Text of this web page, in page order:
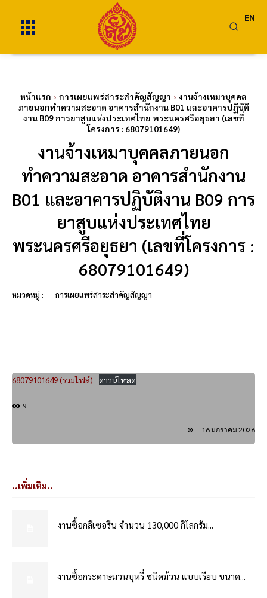
EN
หน้าแรก การเผยแพร่สาระสำคัญสัญญา
งานจ้างเหมาบุคคล
ภายนอกทำความสะอาด อาคารสำนักงาน B01 และอาคารปฏิบัติ
งาน B09 การยาสูบแห่งประเทศไทย พระนครศรีอยุธยา (เลขที่
โครงการ : 68079101649)
งานจ้างเหมาบุคคลภายนอก
ทำความสะอาด อาคารสำนักงาน
B01 และอาคารปฏิบัติงาน B09 การ
ยาสูบแห่งประเทศไทย
พระนครศรีอยุธยา (เลขที่โครงการ :
68079101649)
หมวดหมู่ : การเผยแพร่สาระสำคัญสัญญา
68079101649 (รวมไฟล์) ดาวน์โหลด
9
16 มกราคม 2026
..เพิ่มเติม..
งานซื้อกลีเซอรีน จำนวน 130,000 กิโลกรัม...
งานซื้อกระดาษมวนบุหรี่ ชนิดม้วน แบบเรียบ ขนาด...